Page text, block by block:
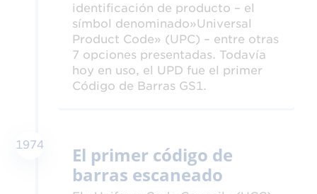
identificación de producto – el
símbol denominado»Universal
Product Code» (UPC) – entre otras
7 opciones presentadas. Todavía
hoy en uso, el UPD fue el primer
Código de Barras GS1.
1974
El primer código de
barras escaneado